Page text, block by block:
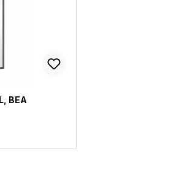
BEA